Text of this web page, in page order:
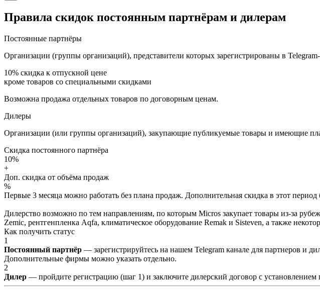
Правила скидок постоянным партнёрам и дилерам
Постоянные партнёры
Организации (группы организаций), представители которых зарегистрированы в
10% скидка к отпускной цене
кроме товаров со специальными скидками
Возможна продажа отдельных товаров по договорным ценам.
Дилеры
Организации (или группы организаций), закупающие публикуемые товары и имеющие
Скидка постоянного партнёра
10%
+
Доп. скидка от объёма продаж
%
Первые 3 месяца можно работать без плана продаж. Дополнительная скидка в этот период
Дилерство возможно по тем направлениям, по которым Micros закупает товары из-за
Zemic, рентгенпленка Aqfa, климатическое оборудование Remak и Sisteven, а также
Как получить статус
1
Постоянный партнёр — зарегистрируйтесь на нашем Telegram канале для партнеров и
Дополнительные фирмы можно указать отдельно.
2
Дилер — пройдите регистрацию (шаг 1) и заключите дилерский договор с установлением